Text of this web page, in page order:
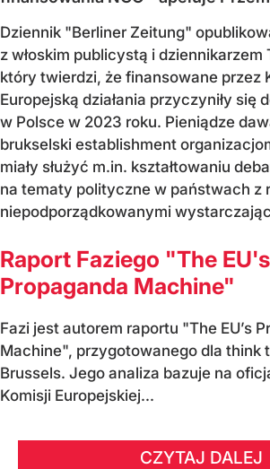
Dziennik "Berliner Zeitung"
z włoskim publicystą i dziennikarzem
który twierdzi, że finansowane przez
Europejską działania przyczyniły się
w Polsce w 2023 roku. Pieniądze
brukselski establishment
miały służyć m.in. kształtowaniu
na tematy polityczne w państwach z
niepodporządkowanymi
Raport Faziego "The EU's
Propaganda Machine"
Fazi jest autorem raportu "The EU’s
Machine", przygotowanego dla think
Brussels. Jego analiza bazuje na
Komisji Europejskiej...
CZYTAJ DALEJ